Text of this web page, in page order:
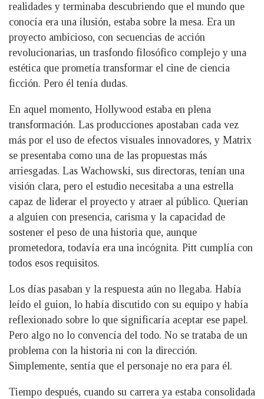
realidades y terminaba descubriendo que el mundo que
conocía era una ilusión, estaba sobre la mesa. Era un
proyecto ambicioso, con secuencias de acción
revolucionarias, un trasfondo filosófico complejo y una
estética que prometía transformar el cine de ciencia
ficción. Pero él tenía dudas.
En aquel momento, Hollywood estaba en plena
transformación. Las producciones apostaban cada vez
más por el uso de efectos visuales innovadores, y Matrix
se presentaba como una de las propuestas más
arriesgadas. Las Wachowski, sus directoras, tenían una
visión clara, pero el estudio necesitaba a una estrella
capaz de liderar el proyecto y atraer al público. Querían
a alguien con presencia, carisma y la capacidad de
sostener el peso de una historia que, aunque
prometedora, todavía era una incógnita. Pitt cumplía con
todos esos requisitos.
Los días pasaban y la respuesta aún no llegaba. Había
leído el guion, lo había discutido con su equipo y había
reflexionado sobre lo que significaría aceptar ese papel.
Pero algo no lo convencía del todo. No se trataba de un
problema con la historia ni con la dirección.
Simplemente, sentía que el personaje no era para él.
Tiempo después, cuando su carrera ya estaba consolidada